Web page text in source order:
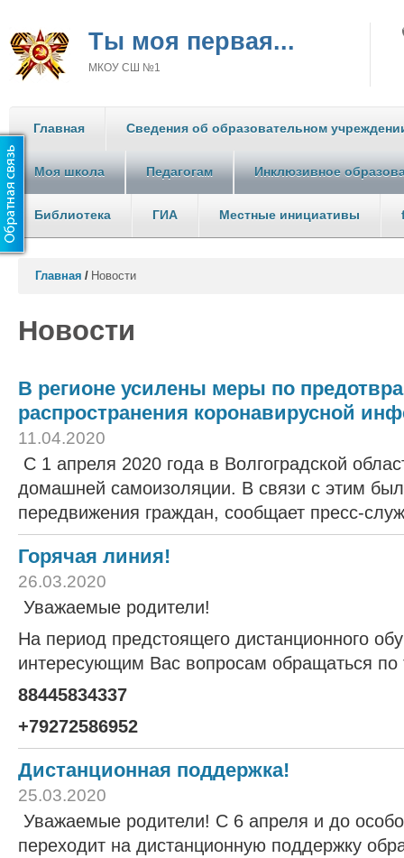
Ты моя первая...
МКОУ СШ №1
Главная Сведения об образовательном
Моя школа Педагогам Инклюзивное
Библиотека ГИА Местные инициативы
Главная / Новости
Новости
В регионе усилены меры по
распространения коронавирусной
11.04.2020
С 1 апреля 2020 года в Волгоградской
домашней самоизоляции. В связи с этим
передвижения граждан, сообщает пресс-
Горячая линия!
26.03.2020
Уважаемые родители!
На период предстоящего дистанционного
интересующим Вас вопросам обращаться
88445834337
+79272586952
Дистанционная поддержка!
25.03.2020
Уважаемые родители! С 6 апреля и до
переходит на дистанционную поддержку